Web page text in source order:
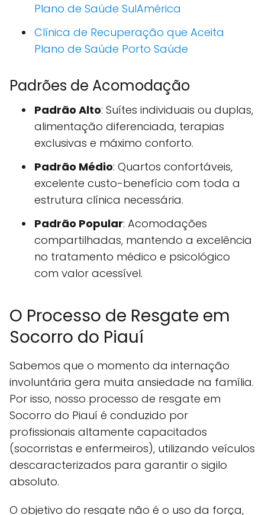
Plano de Saúde SulAmérica
Clínica de Recuperação que Aceita
Plano de Saúde Porto Saúde
Padrões de Acomodação
Padrão Alto: Suítes individuais ou duplas,
alimentação diferenciada, terapias
exclusivas e máximo conforto.
Padrão Médio: Quartos confortáveis,
excelente custo-benefício com toda a
estrutura clínica necessária.
Padrão Popular: Acomodações
compartilhadas, mantendo a excelência
no tratamento médico e psicológico
com valor acessível.
O Processo de Resgate em
Socorro do Piauí
Sabemos que o momento da internação
involuntária gera muita ansiedade na família.
Por isso, nosso processo de resgate em
Socorro do Piauí é conduzido por
profissionais altamente capacitados
(socorristas e enfermeiros), utilizando veículos
descaracterizados para garantir o sigilo
absoluto.
O objetivo do resgate não é o uso da força,